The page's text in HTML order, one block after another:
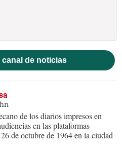
canal de noticias
de los diarios impresos en
en las plataformas
de octubre de 1964 en la ciudad